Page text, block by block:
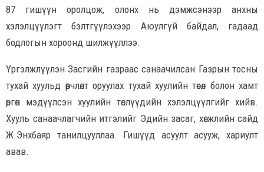
87 гишүүн оролцож, олонх нь дэмжсэнээр анхны
хэлэлцүүлэгт бэлтгүүлэхээр Аюулгүй байдал, гадаад
бодлогын хороонд шилжүүллээ.
Үргэлжлүүлэн Засгийн газраас санаачилсан Газрын тосны
тухай хуульд өөрчлөлт оруулах тухай хуулийн төсөл болон хамт
өргөн мэдүүлсэн хуулийн төслүүдийн хэлэлцүүлгийг хийв.
Хууль санаачлагчийн итгэлийг Эдийн засаг, хөгжлийн сайд
Ж.Энхбаяр танилцууллаа. Гишүүд асуулт асууж, хариулт
авав.